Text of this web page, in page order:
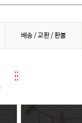
배송 / 교환 / 환불